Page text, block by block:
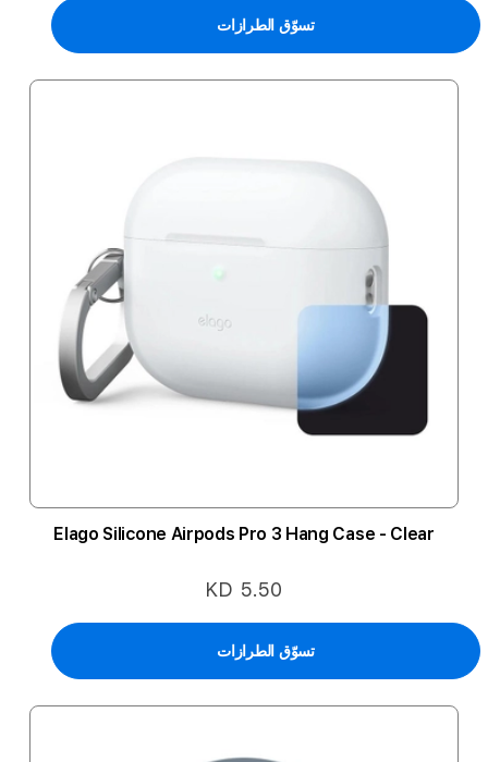
تسوّق الطرازات
Elago Silicone Airpods Pro 3 Hang Case - Clear
KD 5.50
تسوّق الطرازات